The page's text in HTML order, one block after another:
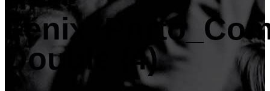
Double (4)